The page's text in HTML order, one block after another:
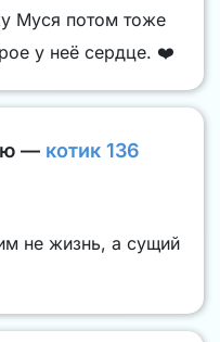
Муся потом тоже
у неё сердце. ❤️
— котик 136
не жизнь, а сущий